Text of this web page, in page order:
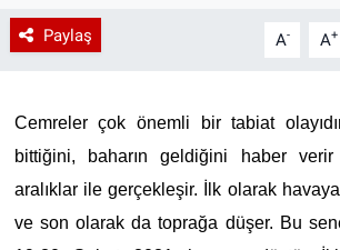
Paylaş A- A+
Cemreler çok önemli bir tabiat
bittiğini, baharın geldiğini haber
aralıklar ile gerçekleşir. İlk olarak
ve son olarak da toprağa düşer. Bu